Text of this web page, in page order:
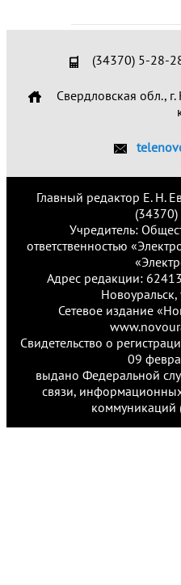
(34370) 5-28-
Свердловская обл.,
Главный редактор Е. Н.
Учредитель:
ответственностью
Адрес редакции:
Новоуральск,
Сетевое издание
Свидетельство о
09
выдано Федеральной
связи,
коммуникаций